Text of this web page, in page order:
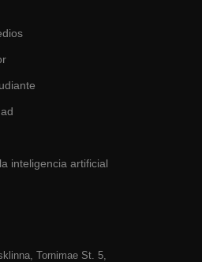
inteligencia artificial
Tornimаe St. 5,